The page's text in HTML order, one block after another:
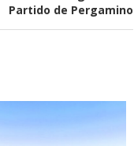
Partido de Pergamino